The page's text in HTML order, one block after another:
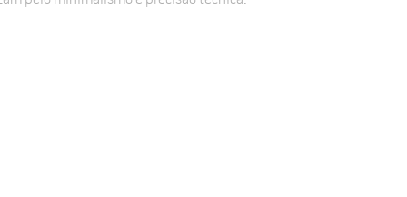
devido ao formato retangular alongado. A baixa